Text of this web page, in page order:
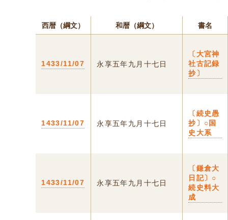
西暦（綱文） 和暦（綱文） 書名
1433/11/07 永享五年九月十七日
〔大宮神
社古記録
抄〕
1433/11/07 永享五年九月十七日
〔続史愚
抄〕○国
史大系
1433/11/07 永享五年九月十七日
〔鎌倉大
日記〕○
続史料大
成